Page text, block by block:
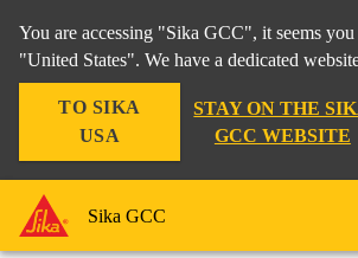
You are accessing "Sika GCC", it seems
"United States". We have a dedicated
TO SIKA
USA
STAY ON THE
GCC WEBSITE
Sika GCC